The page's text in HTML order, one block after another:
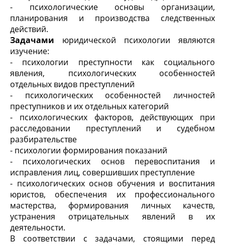
- психологические основы организации,
планирования и производства следственных
действий.
Задачами юридической психологии являются
изучение:
- психологии преступности как социального
явления, психологических особенностей
отдельных видов преступлений
- психологических особенностей личностей
преступников и их отдельных категорий
- психологических факторов, действующих при
расследовании преступлений и судебном
разбирательстве
- психологии формирования показаний
- психологических основ перевоспитания и
исправления лиц, совершивших преступление
- психологических основ обучения и воспитания
юристов, обеспечения их профессионального
мастерства, формирования личных качеств,
устранения отрицательных явлений в их
деятельности.
В соответствии с задачами, стоящими перед